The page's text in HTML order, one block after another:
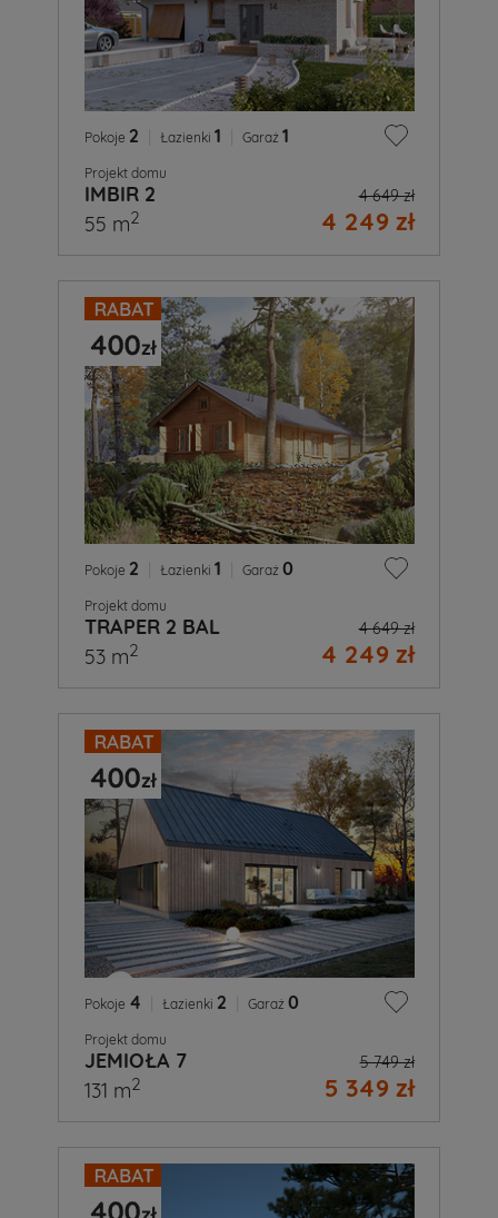
Pokoje 2 Łazienki 1 Garaż 1
Projekt domu
IMBIR 2 4 649 zł
4 249 zł
55 m2
Pokoje 2 Łazienki 1 Garaż 0
Projekt domu
TRAPER 2 BAL 4 649 zł
4 249 zł
53 m2
Pokoje 4 Łazienki 2 Garaż 0
Projekt domu
JEMIOŁA 7 5 749 zł
5 349 zł
131 m2